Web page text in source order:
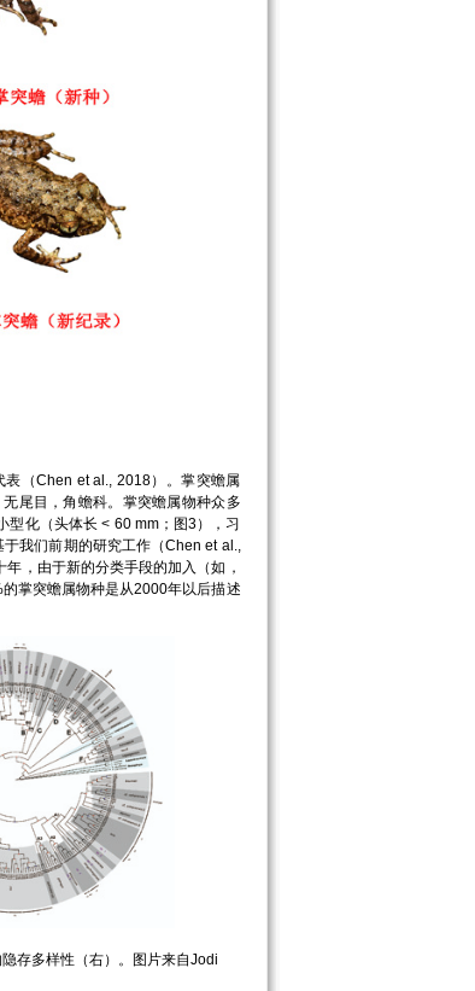
（Chen et al., 2018）。掌突蟾属
尾目，角蟾科。掌突蟾属物种众多
型化（头体长 < 60 mm；图3），习
我们前期的研究工作（Chen et al.,
，由于新的分类手段的加入（如，
掌突蟾属物种是从2000年以后描述
存多样性（右）。图片来自Jodi